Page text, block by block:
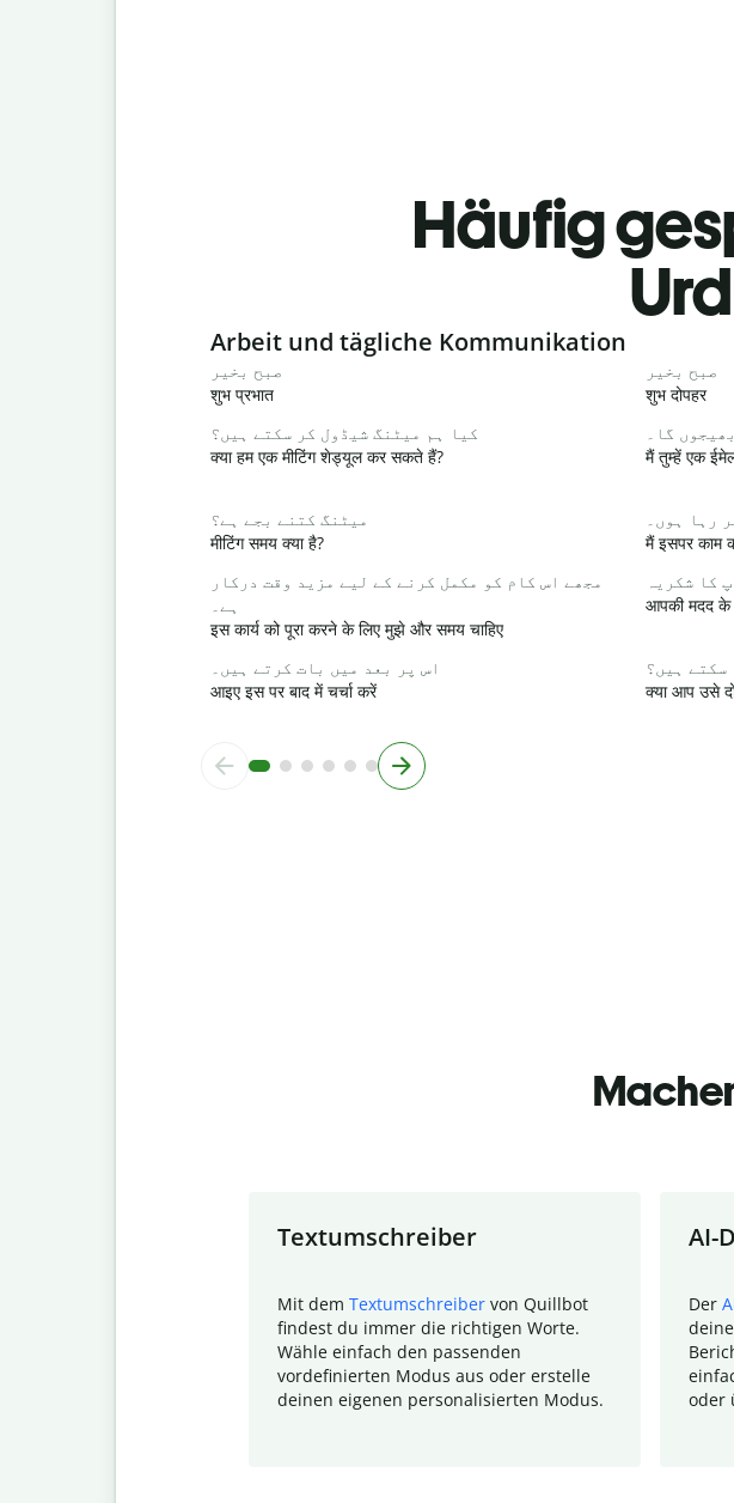
Häufig
Slide 1 of 6
Arbeit und tägliche Kommunikation
صبح بخیر
शुभ प्रभात
صبح بخیر
शुभ दोपहर
کیا ہم میٹنگ شیڈول کر سکتے ہیں؟
क्या हम एक मीटिंग शेड्यूल कर सकते हैं?
گا۔
मैं तुम्हें एक
میٹنگ کتنے بجے ہے؟
मीटिंग समय क्या है?
رہا ہوں۔
मैं इसपर काम
مجھے اس کام کو مکمل کرنے کے لیے مزید وقت درکار
ہے۔
इस कार्य को पूरा करने के लिए मुझे और समय चाहिए
आपकी मदद के
اس پر بعد میں بات کرتے ہیں۔
आइए इस पर बाद में चर्चा करें
سکتے ہیں؟
क्या आप उसे
Textumschreiber
Mit dem Textumschreiber von Quillbot
findest du immer die richtigen Worte.
Wähle einfach den passenden
vordefinierten Modus aus oder erstelle
deinen eigenen personalisierten Modus.
AI-
Der
oder